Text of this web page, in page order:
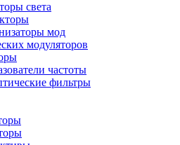
света
мод
модуляторов
частоты
фильтры